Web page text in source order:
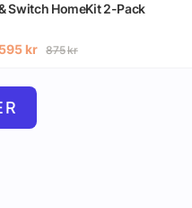
Switch HomeKit 2-Pack
595 kr 875kr